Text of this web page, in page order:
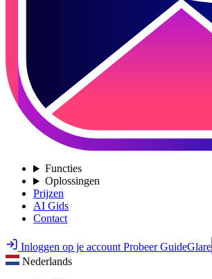
Functies
Oplossingen
Prijzen
AI Gids
Contact
Inloggen op je account Probeer GuideGlare
Nederlands